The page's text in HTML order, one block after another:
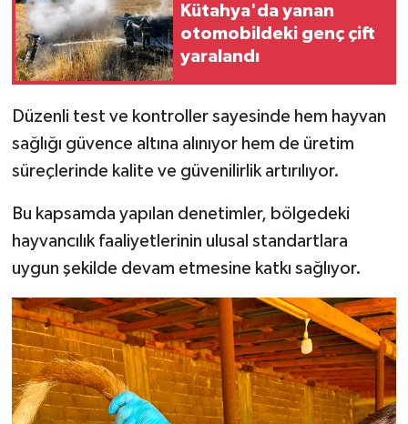
Kütahya'da yanan
otomobildeki genç çift
yaralandı
Düzenli test ve kontroller sayesinde hem hayvan
sağlığı güvence altına alınıyor hem de üretim
süreçlerinde kalite ve güvenilirlik artırılıyor.
Bu kapsamda yapılan denetimler, bölgedeki
hayvancılık faaliyetlerinin ulusal standartlara
uygun şekilde devam etmesine katkı sağlıyor.
Şaphane
Simav
Spor
Tavşanlı
Teknoloji
Türkiye
Video Galeri
Yaşam